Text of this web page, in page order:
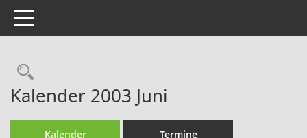
Toggle navigation
Rechercheauswahl
Kalender 2003 Juni
Kalender Termine